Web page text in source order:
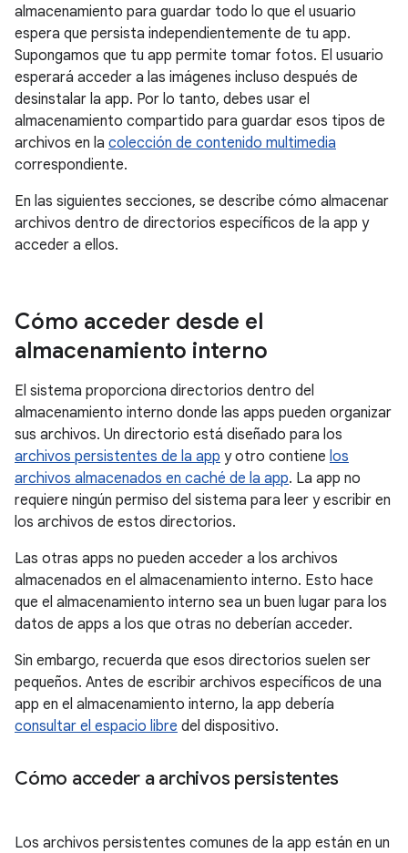
almacenamiento para guardar todo lo que el usuario
espera que persista independientemente de tu app.
Supongamos que tu app permite tomar fotos. El usuario
esperará acceder a las imágenes incluso después de
desinstalar la app. Por lo tanto, debes usar el
almacenamiento compartido para guardar esos tipos de
archivos en la colección de contenido multimedia
correspondiente.
En las siguientes secciones, se describe cómo almacenar
archivos dentro de directorios específicos de la app y
acceder a ellos.
Cómo acceder desde el
almacenamiento interno
El sistema proporciona directorios dentro del
almacenamiento interno donde las apps pueden organizar
sus archivos. Un directorio está diseñado para los
archivos persistentes de la app y otro contiene los
archivos almacenados en caché de la app. La app no
requiere ningún permiso del sistema para leer y escribir en
los archivos de estos directorios.
Las otras apps no pueden acceder a los archivos
almacenados en el almacenamiento interno. Esto hace
que el almacenamiento interno sea un buen lugar para los
datos de apps a los que otras no deberían acceder.
Sin embargo, recuerda que esos directorios suelen ser
pequeños. Antes de escribir archivos específicos de una
app en el almacenamiento interno, la app debería
consultar el espacio libre del dispositivo.
Cómo acceder a archivos persistentes
Los archivos persistentes comunes de la app están en un